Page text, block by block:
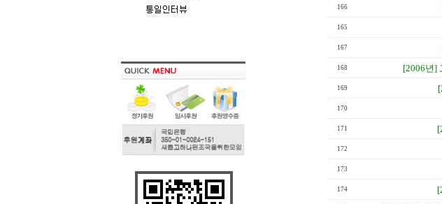
166
165
167
168 [2006년]
169
170
171
172
173
174